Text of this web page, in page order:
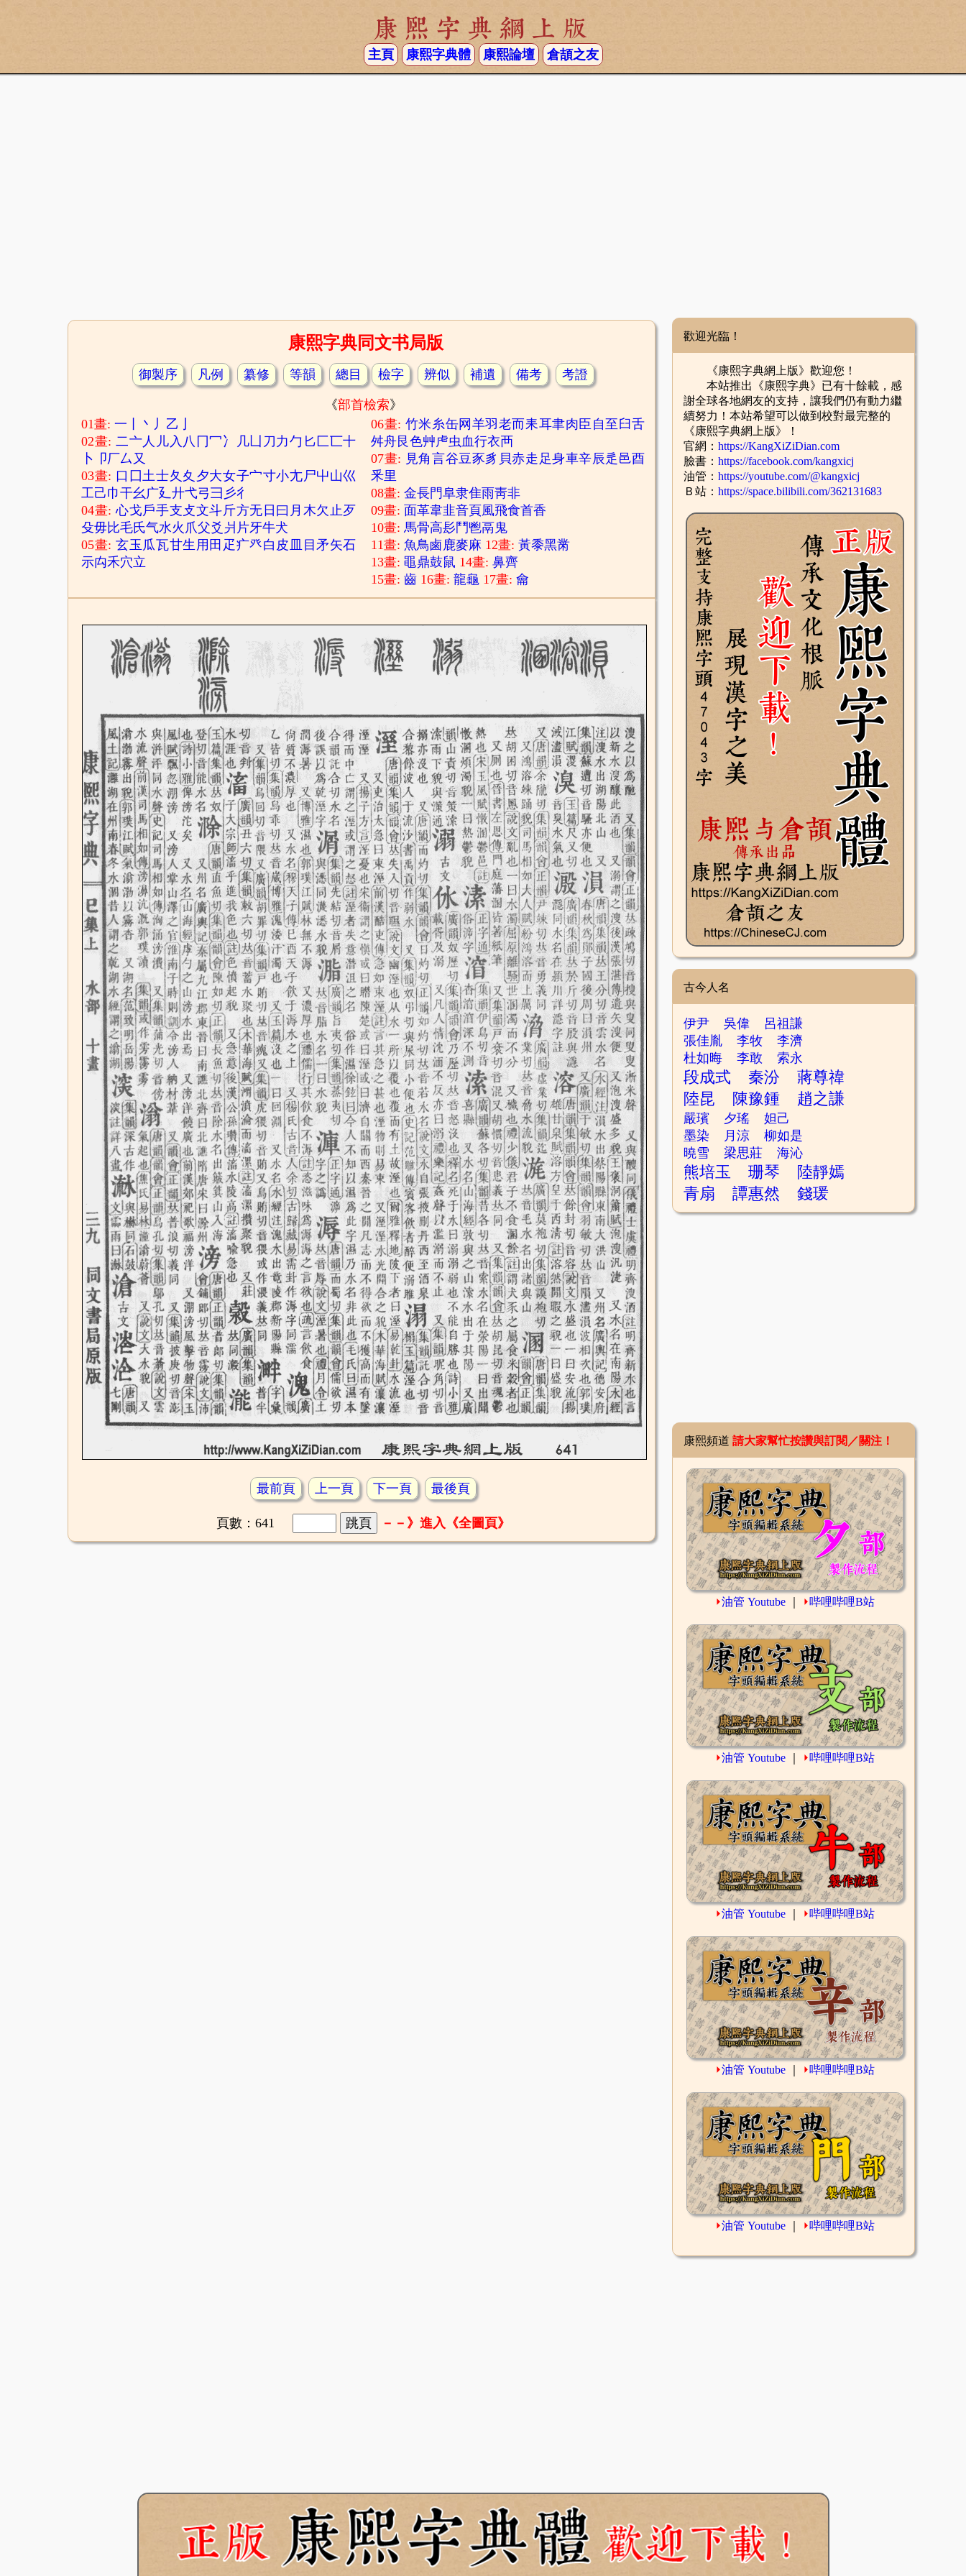
康熙字典網上版
主頁 康熙字典體 康熙論壇 倉頡之友
康熙字典同文书局版
御製序 凡例 纂修 等韻 總目 檢字 辨似 補遺 備考 考證
《部首檢索》
01畫:一 丶 丿 乙
02畫:二亠人 儿入 八 冂冖 冫 几凵 刀 力勹 匕 匚匸十
卜
卩厂厶 又
03畫: 口 囗土士夂 夊 夕大女子宀寸小尢尸屮山巛
工己巾干幺 广廴廾弋弓彐 彡彳
04畫:心戈戶手支 攴文斗斤方无 日 曰 月 木欠止歹
殳毋比毛氏气水火 爪父爻 爿 片牙牛犬
05畫:玄玉 瓜瓦甘生 用 田 疋疒癶白 皮 目矛矢石
示禸禾穴立
06畫: 竹米 糸缶网 羊羽老而耒耳聿肉臣 自 至 臼舌
舛舟艮色艸虍虫血行衣襾
07畫: 見角言谷豆豕豸 貝赤走 足身車辛辰辵 邑酉
釆里
08畫:金長門阜隶隹雨靑非
09畫: 面革韋韭音頁風飛食首香
10畫:馬骨高髟 鬥鬯鬲 鬼
11畫:魚鳥鹵鹿麥麻 12畫:黃黍黑黹
13畫:黽鼎鼓鼠 14畫:鼻齊
15畫:齒 16畫:龍龜 17畫:龠
最前頁 上一頁 下一頁 最後頁
頁數：641 －－》進入《全圖頁》
歡迎光臨！
《康熙字典網上版》歡迎您！
本站推出《康熙字典》已有十餘載，感
謝全球各地網友的支持，讓我們仍有動力繼
續努力！本站希望可以做到校對最完整的
《康熙字典網上版》！
官網： https://KangXiZiDian.com
臉書： https://facebook.com/kangxicj
油管： https://youtube.com/@kangxicj
Ｂ站： https://space.bilibili.com/362131683
古今人名
伊尹 吳偉
呂祖謙
張佳胤
李牧
李濟
杜如晦
李敢 索永
段成式 秦汾
蔣尊禕
陸昆
陳豫鍾 趙之謙
嚴璸 夕瑤
妲己
墨染
月涼
柳如是
曉雪
梁思莊 海沁
熊培玉 珊琴
陸靜嫣
青扇
譚惠然 錢瑗
康熙頻道 請大家幫忙按讚與訂閱／關注！
⏵油管 Youtube ⏵哔哩哔哩B站
⏵油管 Youtube ⏵哔哩哔哩B站
⏵油管 Youtube ⏵哔哩哔哩B站
⏵油管 Youtube ⏵哔哩哔哩B站
⏵油管 Youtube ⏵哔哩哔哩B站